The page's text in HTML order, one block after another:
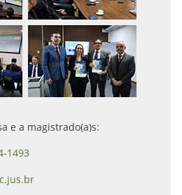
e a magistrado(a)s:
1493